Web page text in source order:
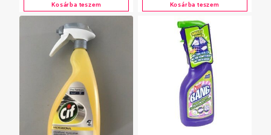
Kosárba teszem Kosárba teszem